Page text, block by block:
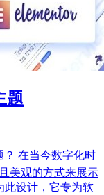
题
？ 在当今数字化时
美观的方式来展示
此设计，它专为软